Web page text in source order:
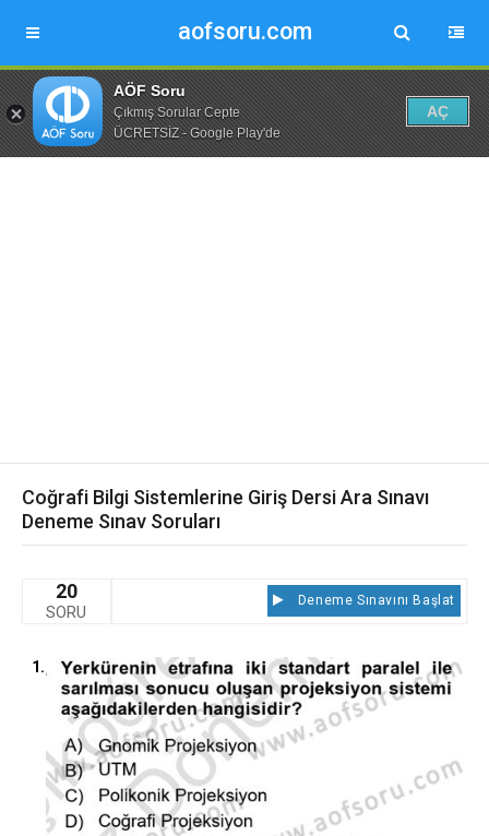
aofsoru.com
AÖF Soru
Çıkmış Sorular Cepte
ÜCRETSİZ - Google Play'de
AÇ
Coğrafi Bilgi Sistemlerine Giriş Dersi Ara Sınavı
Deneme Sınav Soruları
20
SORU
Deneme Sınavını Başlat
1.